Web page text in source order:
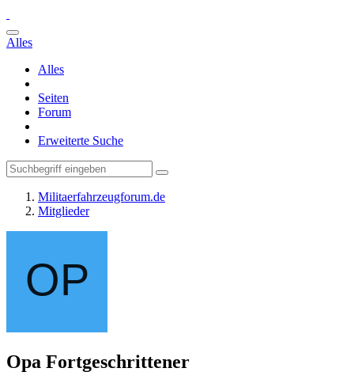
Alles
Alles
Seiten
Forum
Erweiterte Suche
Militaerfahrzeugforum.de
Mitglieder
Opa Fortgeschrittener